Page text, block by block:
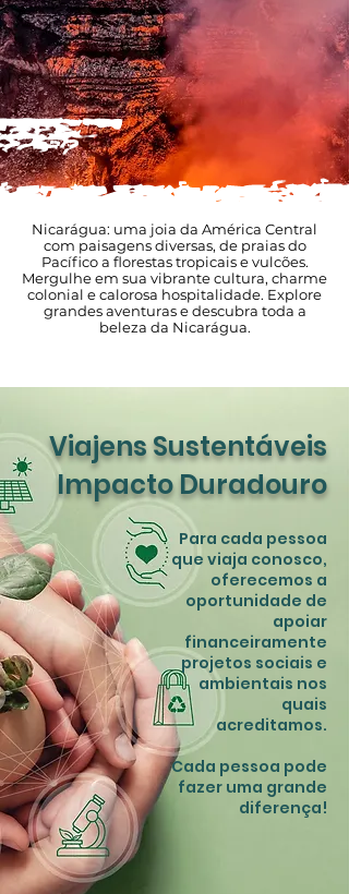
Nicarágua: uma joia da América Central
com paisagens diversas, de praias do
Pacífico a florestas tropicais e vulcões.
Mergulhe em sua vibrante cultura, charme
colonial e calorosa hospitalidade. Explore
grandes aventuras e descubra toda a
beleza da Nicarágua.
Viajens Sustentáveis
Impacto Duradouro
Para cada pessoa
que viaja conosco,
oferecemos a
oportunidade de
apoiar
financeiramente
projetos sociais e
ambientais nos
quais
acreditamos.
Cada pessoa pode
fazer uma grande
diferença!